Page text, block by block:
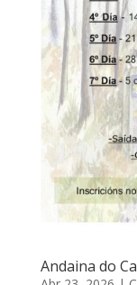
Andaina do